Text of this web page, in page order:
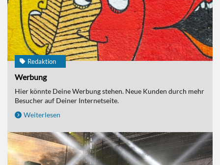
Redaktion
Werbung
Hier könnte Deine Werbung stehen. Neue Kunden durch mehr
Besucher auf Deiner Internetseite.
Weiterlesen